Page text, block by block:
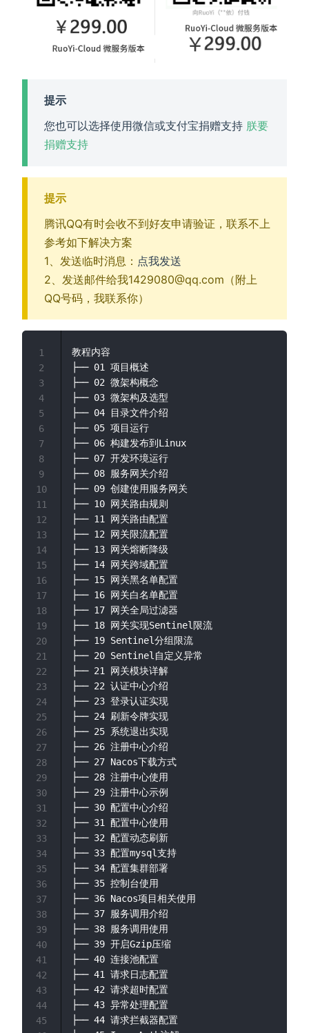
提示
您也可以选择使用微信或支付宝捐赠支持 朕要
捐赠支持
提示
腾讯QQ有时会收不到好友申请验证，联系不上
参考如下解决方案
1、发送临时消息： 点我发送
2、发送邮件给我1429080@qq.com（附上
QQ号码，我联系你）
教程内容
├── 01 项目概述
├── 02 微架构概念
├── 03 微架构及选型
├── 04 目录文件介绍
├── 05 项目运行
├── 06 构建发布到Linux
├── 07 开发环境运行
├── 08 服务网关介绍
├── 09 创建使用服务网关
├── 10 网关路由规则
├── 11 网关路由配置
├── 12 网关限流配置
├── 13 网关熔断降级
├── 14 网关跨域配置
├── 15 网关黑名单配置
├── 16 网关白名单配置
├── 17 网关全局过滤器
├── 18 网关实现Sentinel限流
├── 19 Sentinel分组限流
├── 20 Sentinel自定义异常
├── 21 网关模块详解
├── 22 认证中心介绍
├── 23 登录认证实现
├── 24 刷新令牌实现
├── 25 系统退出实现
├── 26 注册中心介绍
├── 27 Nacos下载方式
├── 28 注册中心使用
├── 29 注册中心示例
├── 30 配置中心介绍
├── 31 配置中心使用
├── 32 配置动态刷新
├── 33 配置mysql支持
├── 34 配置集群部署
├── 35 控制台使用
├── 36 Nacos项目相关使用
├── 37 服务调用介绍
├── 38 服务调用使用
├── 39 开启Gzip压缩
├── 40 连接池配置
├── 41 请求日志配置
├── 42 请求超时配置
├── 43 异常处理配置
├── 44 请求拦截器配置
1
2
3
4
5
6
7
8
9
10
11
12
13
14
15
16
17
18
19
20
21
22
23
24
25
26
27
28
29
30
31
32
33
34
35
36
37
38
39
40
41
42
43
44
45